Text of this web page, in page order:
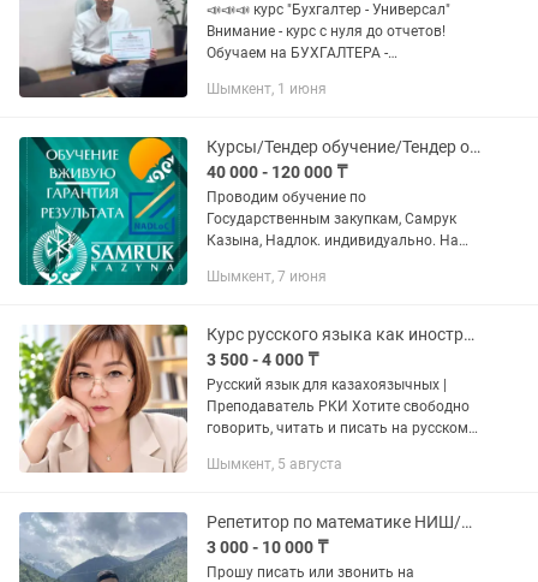
📣📣📣 курс "Бухгалтер - Универсал"
Внимание - курс с нуля до отчетов!
Обучаем на БУХГАЛТЕРА -
сразу: ✅ Кадровый учет ✅
✅...
Шымкент, 1 июня
Курсы/Тендер обучение/Тендер оку
40 000 - 120 000 ₸
Проводим обучение по
Государственным закупкам, Самрук
Казына, Надлок. индивидуально. На
ведет действующий предприниматель
Шымкент, 7 июня
Курс русского языка как иностранного. Орыс тілі курсы.
3 500 - 4 000 ₸
Русский язык для казахоязычных |
Преподаватель РКИ Хотите свободно
говорить, читать и писать на русском
преподаватель русского языка как
Шымкент, 5 августа
Репетитор по математике НИШ/РФМШ/КТЛ(БИЛ) ЕНТ
3 000 - 10 000 ₸
Прошу писать или звонить на